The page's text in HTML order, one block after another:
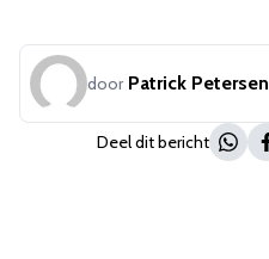
door Patrick Petersen
Deel dit bericht